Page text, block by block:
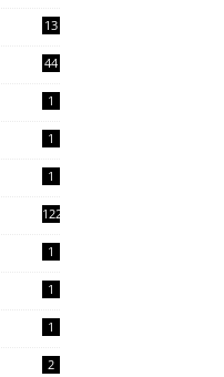
13
44
1
1
1
122
1
1
1
2